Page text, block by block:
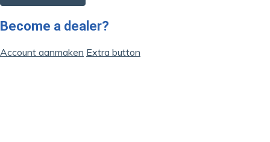
Become a dealer?
Account aanmaken Extra button